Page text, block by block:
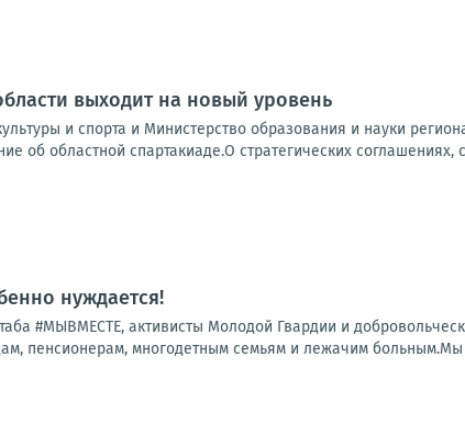
выходит на новый уровень
и спорта и Министерство образования и науки
об областной спартакиаде.О стратегических соглашениях,
нуждается!
#МЫВМЕСТЕ, активисты Молодой Гвардии и
пенсионерам, многодетным семьям и лежачим больным.Мы